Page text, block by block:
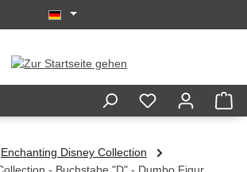
Enchanting Disney Collection
- Buchstabe "D" - Dumbo Figur